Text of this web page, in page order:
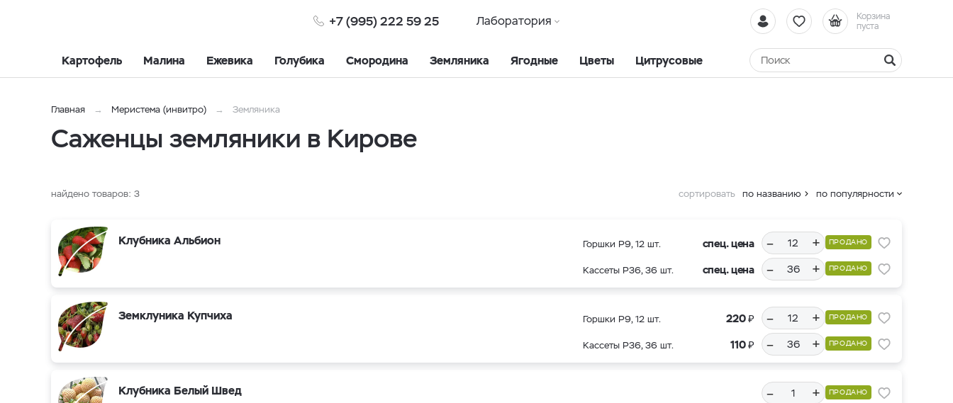
+7 (995) 222 59 25
Корзина
пуста
Лаборатория
Картофель Малина Ежевика Голубика Смородина Земляника Ягодные Цветы Цитрусовые
Главная Меристема (инвитро) Земляника
Саженцы земляники в Кирове
найдено товаров: 3 сортировать по названию по популярности
Клубника Альбион Горшки Р9, 12 шт. спец. цена – + ПРОДАНО
Кассеты Р36, 36 шт. спец. цена – + ПРОДАНО
Земклуника Купчиха Горшки Р9, 12 шт. 220₽ – + ПРОДАНО
Кассеты Р36, 36 шт. 110₽ – + ПРОДАНО
Клубника Белый Швед – + ПРОДАНО